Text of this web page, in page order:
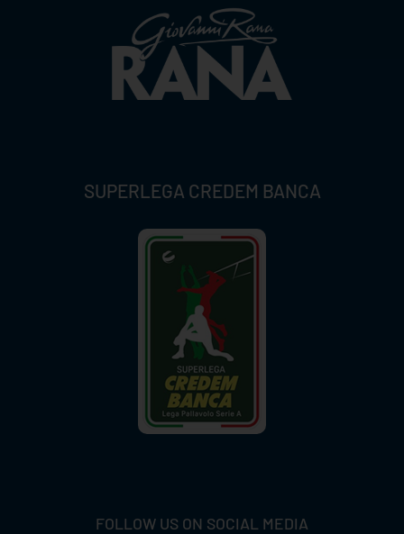
SUPERLEGA CREDEM BANCA
FOLLOW US ON SOCIAL MEDIA